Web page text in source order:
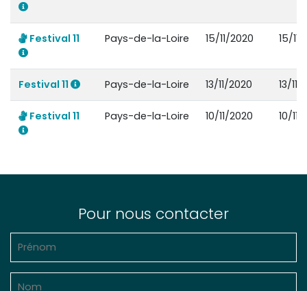
Festival 11 Pays-de-la-Loire 15/11/2020 15/
Festival 11 Pays-de-la-Loire 13/11/2020 13/
Festival 11 Pays-de-la-Loire 10/11/2020 10/
Pour nous contacter